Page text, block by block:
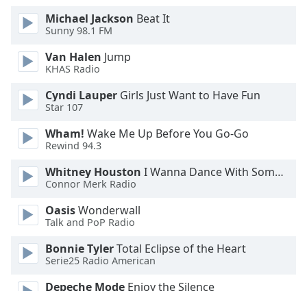
Opacity
Caption
Area
Color
Opacity
Font
Edge
Style
Michael Jackson Beat It
Sunny 98.1 FM
Van Halen Jump
KHAS Radio
Cyndi Lauper Girls Just Want to Have Fun
Star 107
Wham! Wake Me Up Before You Go-Go
Rewind 94.3
Whitney Houston I Wanna Dance With Somebody
Connor Merk Radio
OasisWonderwall
Talk and PoP Radio
Bonnie TylerTotal Eclipse of the Heart
Serie25 Radio American
Depeche Mode Enjoy the Silence